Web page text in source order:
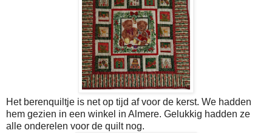
Het berenquiltje is net op tijd af voor de kerst. We hadden
hem gezien in een winkel in Almere. Gelukkig hadden ze
alle onderelen voor de quilt nog.